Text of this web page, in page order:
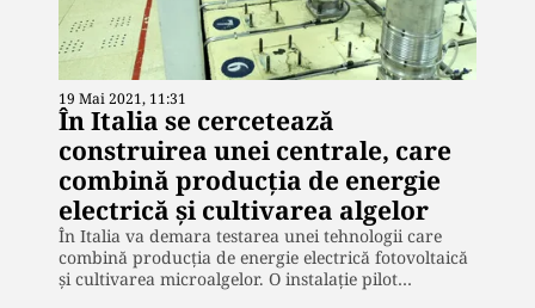
19 Mai 2021, 11:31
În Italia se cercetează
construirea unei centrale, care
combină producția de energie
electrică și cultivarea algelor
În Italia va demara testarea unei tehnologii care
combină producția de energie electrică fotovoltaică
și cultivarea microalgelor. O instalație pilot…